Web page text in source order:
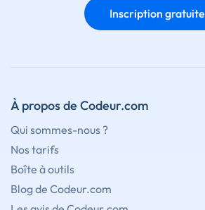
Inscription gratuite
À propos de Codeur.com
Qui sommes-nous ?
Nos tarifs
Boîte à outils
Blog de Codeur.com